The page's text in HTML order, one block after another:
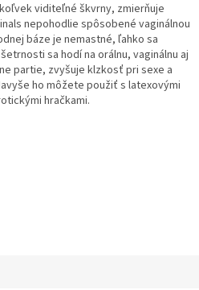
viditeľné škvrny, zmierňuje
nepohodlie spôsobené vaginálnou
báze je nemastné, ľahko sa
sa hodí na orálnu, vaginálnu aj
partie, zvyšuje klzkosť pri sexe a
ho môžete použiť s latexovými
hračkami.